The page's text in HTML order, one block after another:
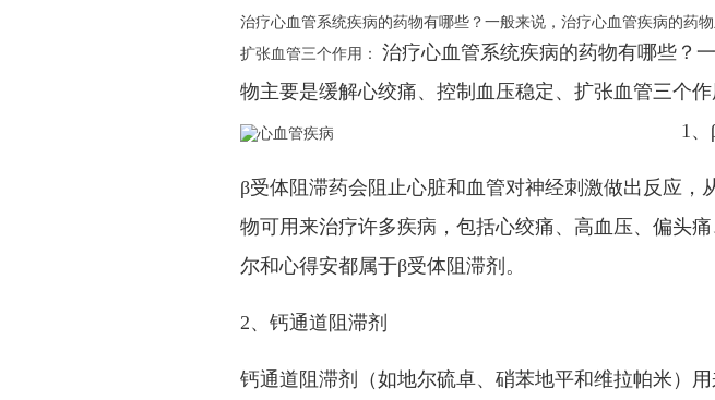
治疗心血管系统疾病的药物有哪些？一般来说，治疗心血管疾病的药
扩张血管三个作用： 治疗心血管系统疾病的药物有哪些？
物主要是缓解心绞痛、控制血压稳定、扩张血管三个作
1
β受体阻滞药会阻止心脏和血管对神经刺激做出反应，
物可用来治疗许多疾病，包括心绞痛、高血压、偏头
尔和心得安都属于β受体阻滞剂。
2、钙通道阻滞剂
钙通道阻滞剂（如地尔硫卓、硝苯地平和维拉帕米）